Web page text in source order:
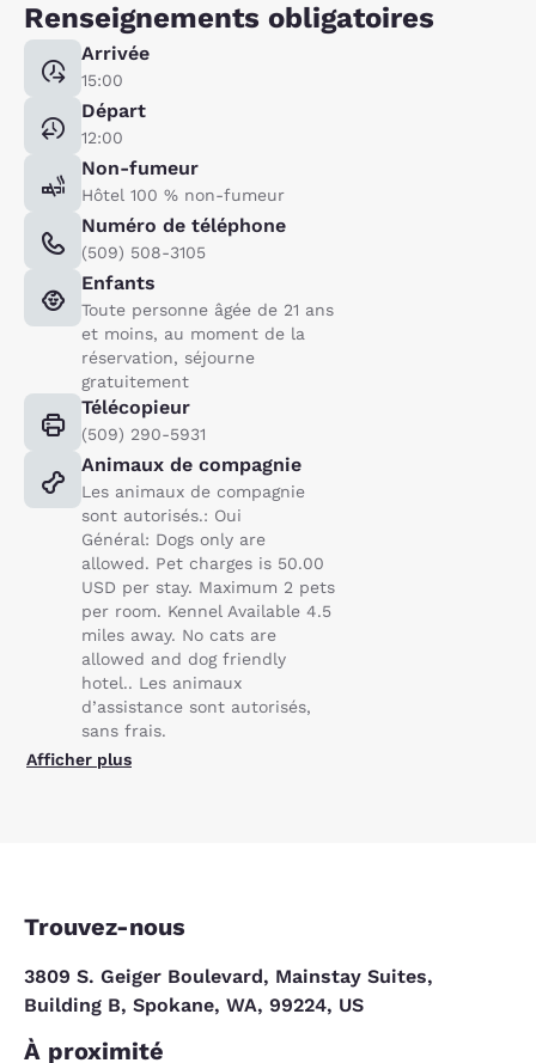
Renseignements obligatoires
Arrivée
15:00
Départ
12:00
Non-fumeur
Hôtel 100 % non-fumeur
Numéro de téléphone
(509) 508-3105
Enfants
Toute personne âgée de 21 ans
et moins, au moment de la
réservation, séjourne
gratuitement
Télécopieur
(509) 290-5931
Animaux de compagnie
Les animaux de compagnie
sont autorisés.: Oui
Général: Dogs only are
allowed. Pet charges is 50.00
USD per stay. Maximum 2 pets
per room. Kennel Available 4.5
miles away. No cats are
allowed and dog friendly
hotel.. Les animaux
d’assistance sont autorisés,
sans frais.
Afficher plus
Trouvez-nous
3809 S. Geiger Boulevard, Mainstay Suites,
Building B, Spokane, WA, 99224, US
À proximité